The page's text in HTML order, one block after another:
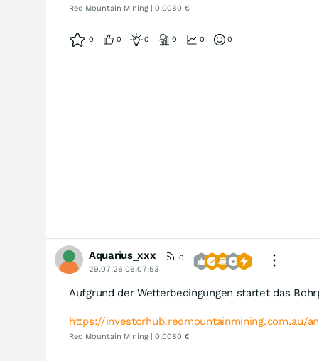
Red Mountain Mining | 0,0080 €
0 0 0 0 0 0
Aquarius_xxx
0
29.07.26 06:07:53
Aufgrund der Wetterbedingungen startet das
https://investorhub.redmountainmining.com.au/
Red Mountain Mining | 0,0080 €